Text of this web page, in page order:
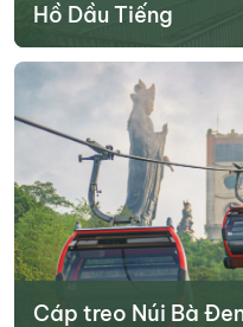
Hồ Dầu Tiếng
nổi tiếng. Đây là hồ nước
điểm hiện tại. Công trình
thành vào năm 1985. Ngoài
Tìm hiểu thêm
Cáp treo Núi Bà